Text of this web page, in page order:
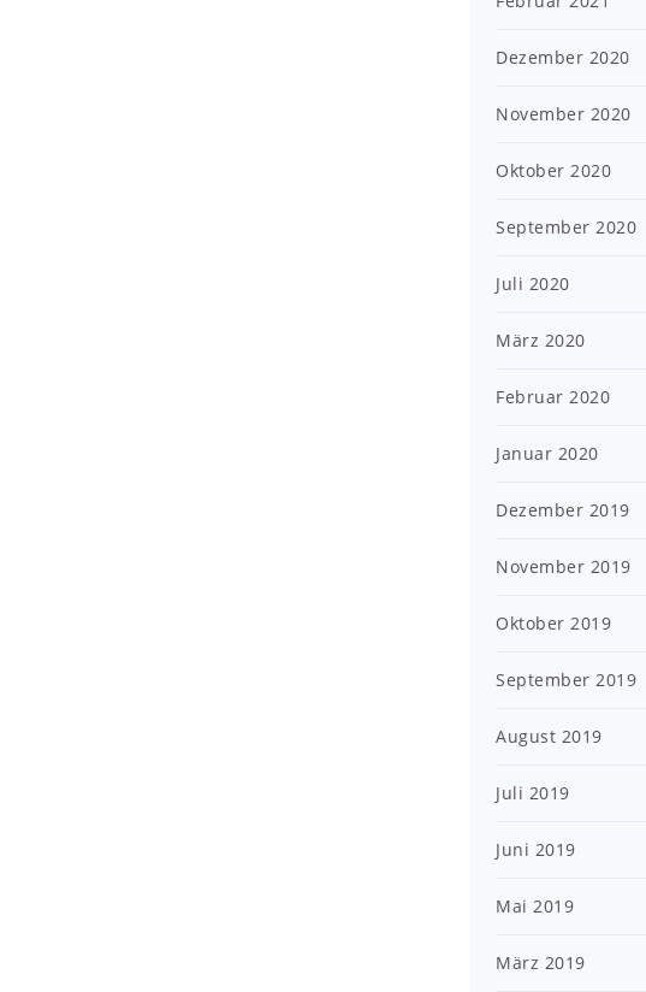
Dezember 2020
November 2020
Oktober 2020
September 2020
Juli 2020
März 2020
Februar 2020
Januar 2020
Dezember 2019
November 2019
Oktober 2019
September 2019
August 2019
Juli 2019
Juni 2019
Mai 2019
März 2019